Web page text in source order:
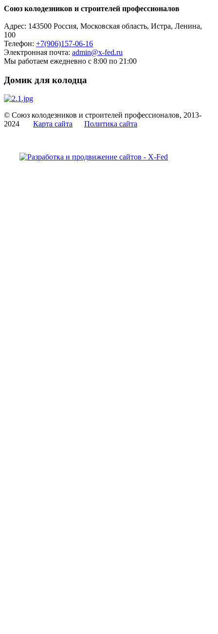
Союз колодезников и строителей профессионалов
Адрес: 143500 Россия, Московская область, Истра, Ленина,
100
Телефон: +7(906)157-06-16
Электронная почта: admin@x-fed.ru
Мы работаем ежедневно с 8:00 по 21:00
Домик для колодца
© Союз колодезников и строителей профессионалов, 2013-
2024 Карта сайта Политика сайта